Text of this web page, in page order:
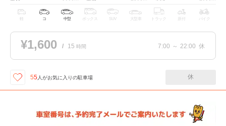
軽 コ 中型 ボックス SUV 大型車 トラック 原付 バイク
¥1,600 / 15 時間 7:00 ～ 22:00 休
55 人がお気に入りの駐車場 休